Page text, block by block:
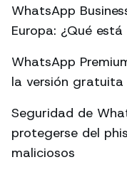
WhatsApp
Europa: ¿Qué
WhatsApp
la versión
Seguridad de
protegerse del
maliciosos